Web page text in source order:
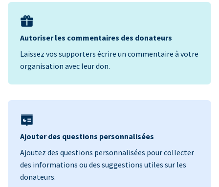
Autoriser les commentaires des donateurs
Laissez vos supporters écrire un commentaire à votre
organisation avec leur don.
Ajouter des questions personnalisées
Ajoutez des questions personnalisées pour collecter
des informations ou des suggestions utiles sur les
donateurs.